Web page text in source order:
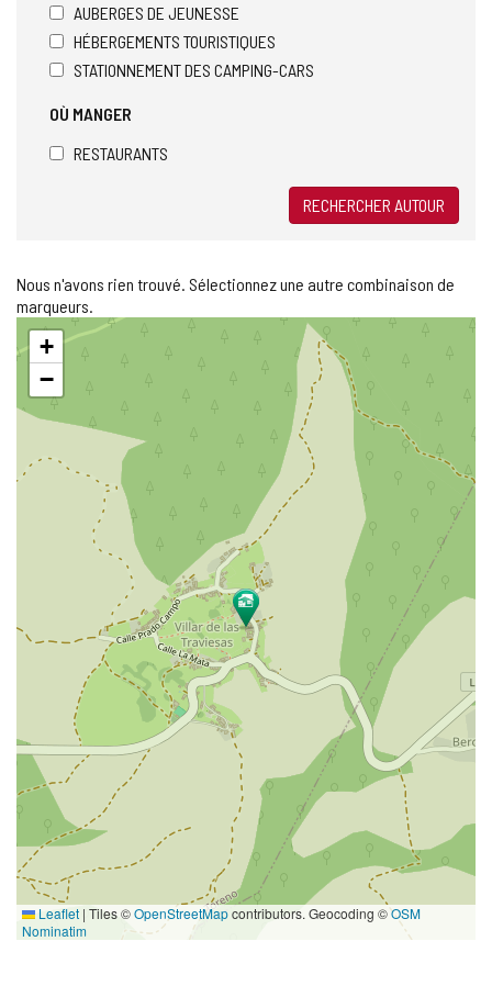
AUBERGES DE JEUNESSE
HÉBERGEMENTS TOURISTIQUES
STATIONNEMENT DES CAMPING-CARS
OÙ MANGER
RESTAURANTS
RECHERCHER AUTOUR
Nous n'avons rien trouvé. Sélectionnez une autre combinaison de
marqueurs.
Sauter
la
carte
+
−
Leaflet | Tiles ©OpenStreetMapcontributors. Geocoding ©OSM
Nominatim